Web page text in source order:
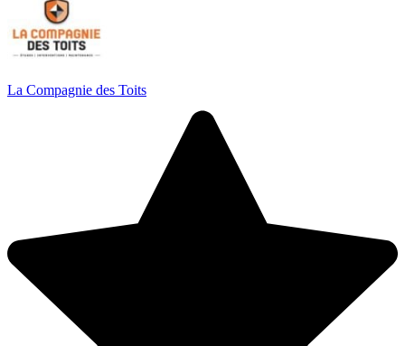
La Compagnie des Toits